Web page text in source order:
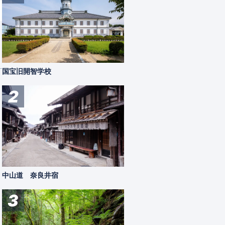
国宝旧開智学校
2
中山道 奈良井宿
3